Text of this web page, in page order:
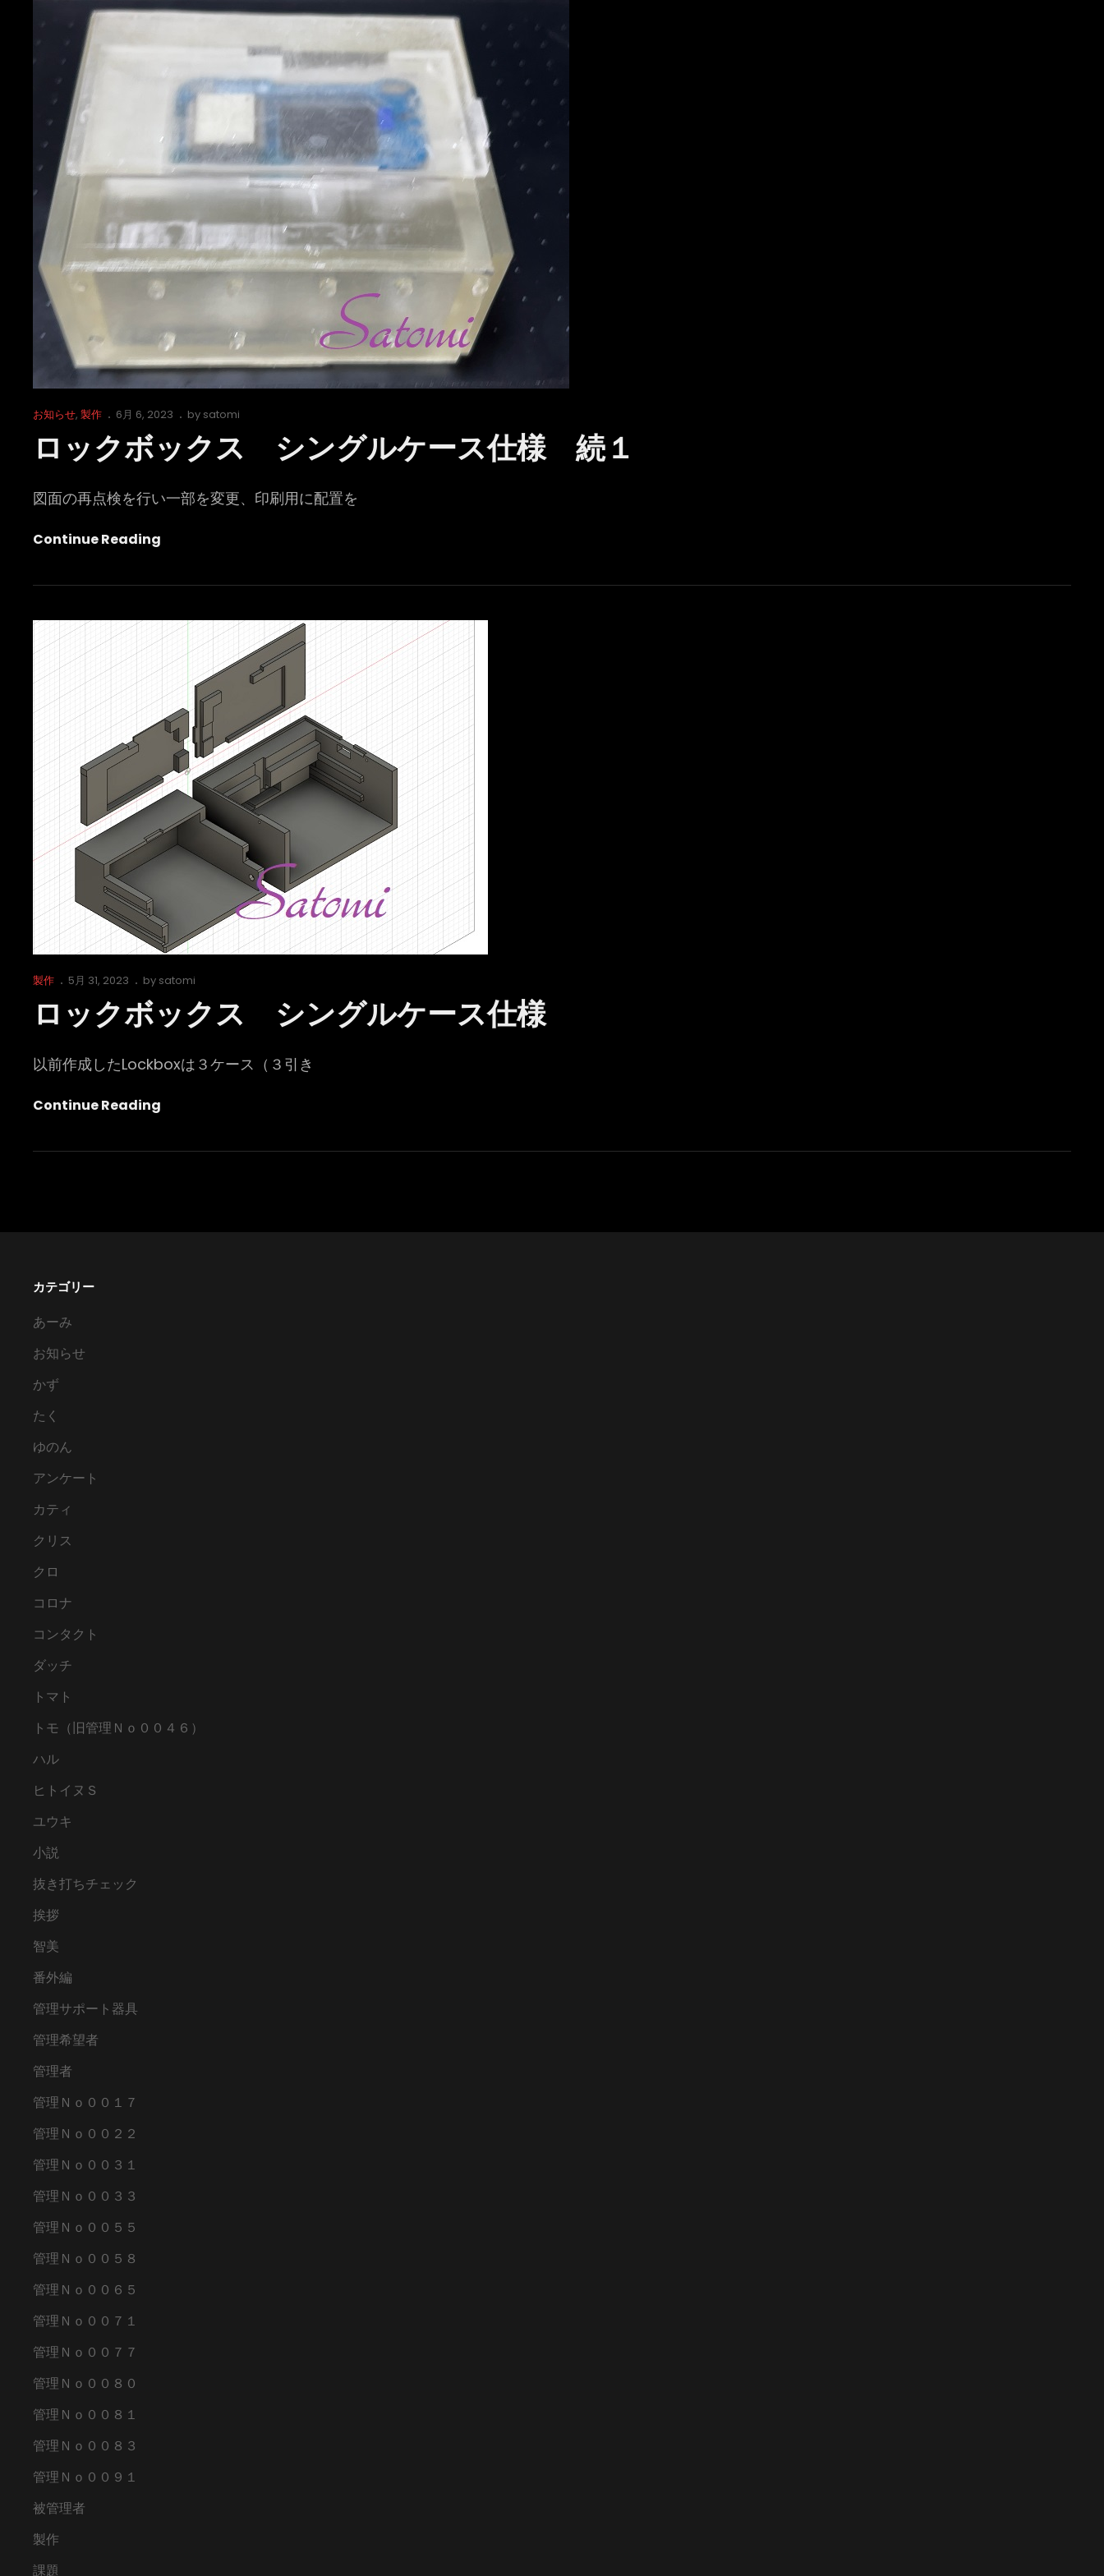
Cat
お知らせ, 製作
Posted
6月 6, 2023 by satomi
ロックボックス シングルケース仕様 続１
図面の再点検を行い一部を変更、印刷用に配置を
Continue Reading
ク
ッ
シ
ン
ル
ケ
ス
仕
１
Cat
製作
Posted
5月 31, 2023 by satomi
ロックボックス シングルケース仕様
以前作成したLockboxは３ケース（３引き
Continue Reading
ク
カテゴリー
あーみ
お知らせ
かず
たく
ゆのん
アンケート
カティ
クリス
クロ
コロナ
コンタクト
ダッチ
トマト
トモ（旧管理Ｎｏ００４６）
ハル
ヒトイヌＳ
ユウキ
小説
抜き打ちチェック
挨拶
智美
番外編
管理サポート器具
管理希望者
管理者
管理Ｎｏ００１７
管理Ｎｏ００２２
管理Ｎｏ００３１
管理Ｎｏ００３３
管理Ｎｏ００５５
管理Ｎｏ００５８
管理Ｎｏ００６５
管理Ｎｏ００７１
管理Ｎｏ００７７
管理Ｎｏ００８０
管理Ｎｏ００８１
管理Ｎｏ００８３
管理Ｎｏ００９１
被管理者
製作
課題